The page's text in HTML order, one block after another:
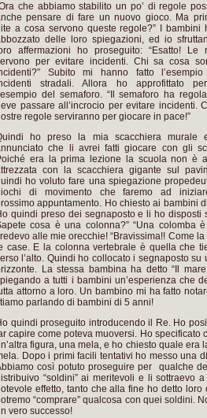
che abbiamo stabilito un po’ di regole
pensare di fare un nuovo gioco. Ma
a cosa servono queste regole?” I bambini
delle loro spiegazioni, ed io
affermazioni ho proseguito: “Esatto! Le
per evitare incidenti. Chi sa cosa
Subito mi hanno fatto
stradali. Allora ho approfittato
del semaforo. “Il semaforo ha
passare all’incrocio per evitare incidenti.
regole serviranno per giocare in pace!”
ho preso la mia scacchiera murale
che li avrei fatti giocare con gli
era la prima lezione la scuola non è
con la scacchiera gigante sul
ho voluto fare una spiegazione
di movimento che faremo ad
appuntamento. Ho chiesto ai bambini
quindi preso dei segnaposto e li ho
cosa è una colonna?” “Una colomba
alle mie orecchie! “Bravissima!! Come
case. E la colonna vertebrale è quella che
l’alto. Quindi ho collocato i segnaposto
La stessa bambina ha detto “Il
a tutti i bambini un’esperienza che
attorno a loro. Un bambino mi ha fatto
parlando di bambini di 5 anni!
quindi proseguito introducendo il Re. Ho
capire come poteva muoversi. Ho
figura, una mela, e ho chiesto quale
Dopo i primi facili tentativi ho messo una
così potuto proseguire per qualche
“soldini” ai meritevoli e li sottraevo
effetto, tanto che alla fine ho detto
“comprare” qualcosa con quei soldini.
vero successo!